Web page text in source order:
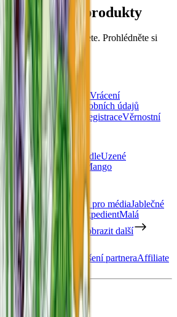
produkty
co si nejraději kupujete. Prohlédněte si
Doprava a platba Vrácení
Zásady ochrany osobních údajů
Přihlášení RegistraceVěrnostní
místa
Kešu ořechy Uzené mandleUzené
medvídci bez cukru
Mango
Zdravé snídaně
Napsali o nás Kontakt pro médiaJablečné
Nábor: Skladník / expedientMalá
s námi Prodejna
Zobrazit další
partnera Přihlášení partneraAffiliate